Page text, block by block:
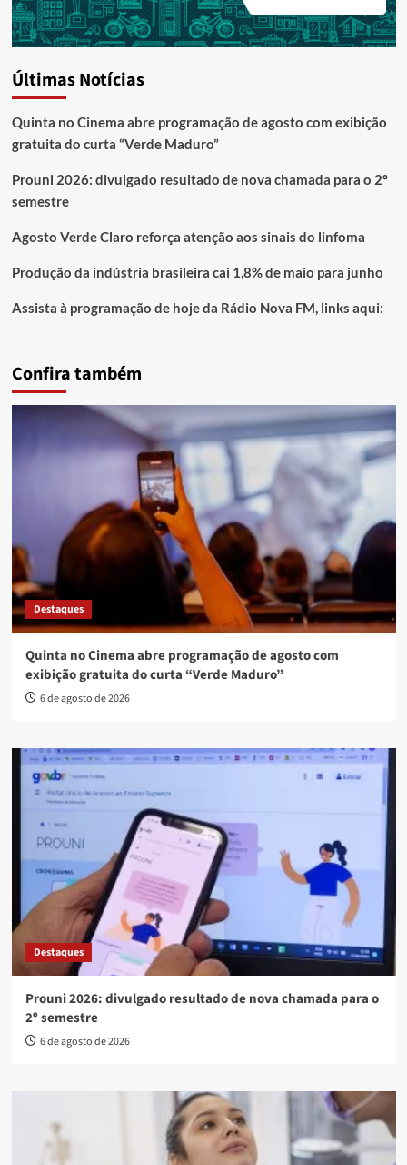
Últimas Notícias
Quinta no Cinema abre programação de agosto com exibição
gratuita do curta “Verde Maduro”
Prouni 2026: divulgado resultado de nova chamada para o 2º
semestre
Agosto Verde Claro reforça atenção aos sinais do linfoma
Produção da indústria brasileira cai 1,8% de maio para junho
Assista à programação de hoje da Rádio Nova FM, links aqui:
Confira também
Destaques
Quinta no Cinema abre programação de agosto com
exibição gratuita do curta “Verde Maduro”
6 de agosto de 2026
Destaques
Prouni 2026: divulgado resultado de nova chamada para o
2º semestre
6 de agosto de 2026